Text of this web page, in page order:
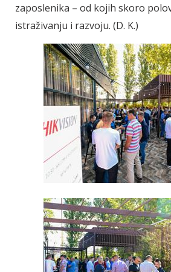
zaposlenika – od kojih skoro
istraživanju i razvoju. (D. K.)